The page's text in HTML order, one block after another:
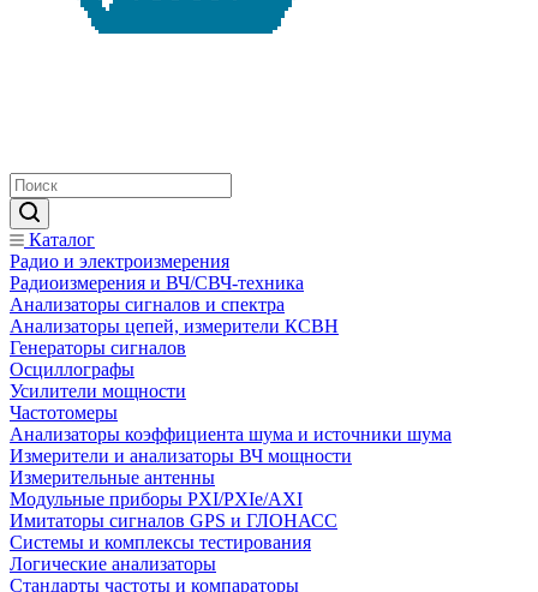
Каталог
Радио и электроизмерения
Радиоизмерения и ВЧ/СВЧ-техника
Анализаторы сигналов и спектра
Анализаторы цепей, измерители КСВН
Генераторы сигналов
Осциллографы
Усилители мощности
Частотомеры
Анализаторы коэффициента шума и источники шума
Измерители и анализаторы ВЧ мощности
Измерительные антенны
Модульные приборы PXI/PXIe/AXI
Имитаторы сигналов GPS и ГЛОНАСС
Системы и комплексы тестирования
Логические анализаторы
Стандарты частоты и компараторы